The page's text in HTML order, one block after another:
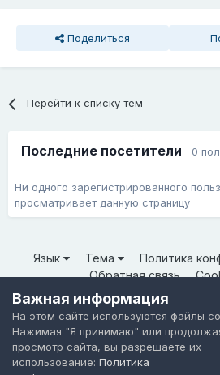
Поделиться
Перейти к списку тем
Последние посетители 0
Ни одного зарегистрированного
просматривает данную страницу
Язык Тема
Политика
Обратная связь
© ООО «Неткрейз»
Powered by Invision
Важная информация
На этом сайте используются файлы
Нажимая "Я принимаю" или
просмотр сайта, вы разрешаете их
использование: Политика